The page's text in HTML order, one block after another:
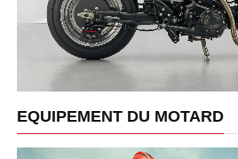
EQUIPEMENT DU MOTARD